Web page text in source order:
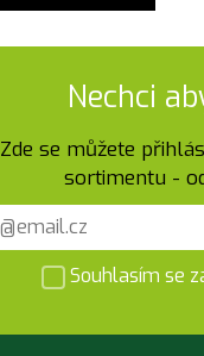
Nechci
Zde se můžete
sortimentu -
Souhlasím se